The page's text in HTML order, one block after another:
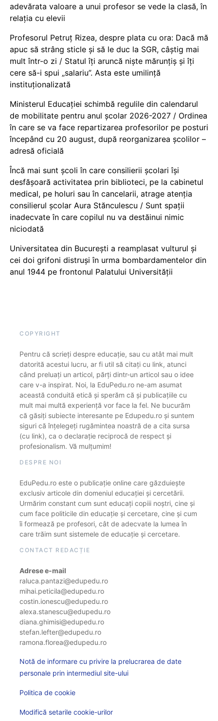
adevărata valoare a unui profesor se vede la clasă, în
relația cu elevii
Profesorul Petruț Rizea, despre plata cu ora: Dacă mă
apuc să strâng sticle și să le duc la SGR, câștig mai
mult într-o zi / Statul îți aruncă niște mărunțiș și îți
cere să-i spui „salariu”. Asta este umilință
instituționalizată
Ministerul Educației schimbă regulile din calendarul
de mobilitate pentru anul școlar 2026-2027 / Ordinea
în care se va face repartizarea profesorilor pe posturi
începând cu 20 august, după reorganizarea școlilor –
adresă oficială
Încă mai sunt școli în care consilierii școlari își
desfășoară activitatea prin biblioteci, pe la cabinetul
medical, pe holuri sau în cancelarii, atrage atenția
consilierul școlar Aura Stănculescu / Sunt spații
inadecvate în care copilul nu va destăinui nimic
niciodată
Universitatea din București a reamplasat vulturul și
cei doi grifoni distruși în urma bombardamentelor din
anul 1944 pe frontonul Palatului Universității
COPYRIGHT
Pentru că scrieți despre educație, sau cu atât mai mult
datorită acestui lucru, ar fi util să citați cu link, atunci
când preluați un articol, părți dintr-un articol sau o idee
care v-a inspirat. Noi, la EduPedu.ro ne-am asumat
această conduită etică și sperăm că și publicațiile cu
mult mai multă experiență vor face la fel. Ne bucurăm
că găsiți subiecte interesante pe Edupedu.ro și suntem
siguri că înțelegeți rugămintea noastră de a cita sursa
(cu link), ca o declarație reciprocă de respect și
profesionalism. Vă mulțumim!
DESPRE NOI
EduPedu.ro este o publicație online care găzduiește
exclusiv articole din domeniul educației și cercetării.
Urmărim constant cum sunt educați copiii noștri, cine și
cum face politicile din educație și cercetare, cine și cum
îi formează pe profesori, cât de adecvate la lumea în
care trăim sunt sistemele de educație și cercetare.
CONTACT REDACȚIE
Adrese e-mail
raluca.pantazi@edupedu.ro
mihai.peticila@edupedu.ro
costin.ionescu@edupedu.ro
alexa.stanescu@edupedu.ro
diana.ghimisi@edupedu.ro
stefan.lefter@edupedu.ro
ramona.florea@edupedu.ro
Notă de informare cu privire la prelucrarea de date
personale prin intermediul site-ului
Politica de cookie
Modifică setarile cookie-urilor